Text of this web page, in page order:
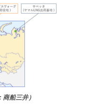
船三井）